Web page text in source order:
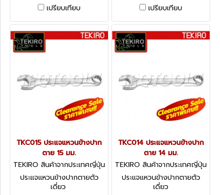
เปรียบเทียบ
เปรียบเทียบ
TKC015 ประแจแหวนข้างปาก
ตาย 15 มม.
TEKIRO สินค้าจากประเทศญี่ปุ่น
TKC015
ประแจแหวนข้างปากตายตัว
เดี่ยว
TKC014 ประแจแหวนข้างปาก
ตาย 14 มม.
TEKIRO สินค้าจากประเทศญี่ปุ่น
TKC014
ประแจแหวนข้างปากตายตัว
เดี่ยว